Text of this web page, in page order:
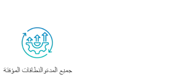
جميع المدةوالنطاقات المؤقتة